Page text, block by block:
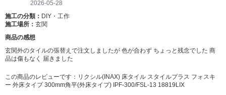
2026-05-28
施工の分類： DIY・工作
施工場所： 玄関
商品の感想
玄関外のタイルの張替えで注文しましたが 色が合わず ちょっと残念でした 商
品は傷もなく 届きました
この商品のレビューです： リクシル(INAX) 床タイル スタイルプラス フォスキ
ー 外床タイプ 300mm角平(外床タイプ) IPF-300/FSL-13 18819LIX